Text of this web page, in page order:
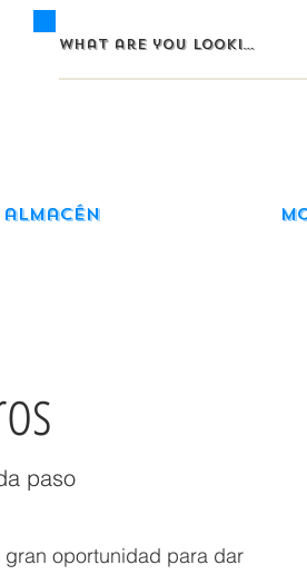
almacén
paso
oportunidad para dar